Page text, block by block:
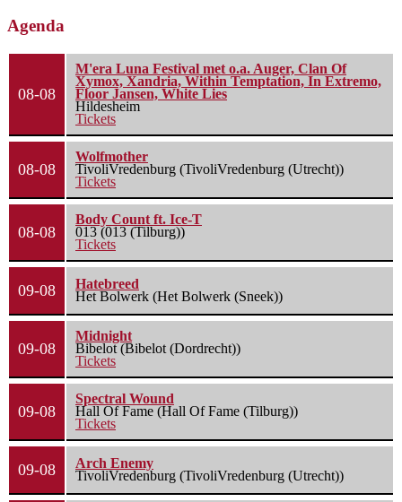
Agenda
08-08
M'era Luna Festival met o.a. Auger, Clan Of
Xymox, Xandria, Within Temptation, In Extremo,
Floor Jansen, White Lies
Hildesheim
Tickets
08-08
Wolfmother
TivoliVredenburg (TivoliVredenburg (Utrecht))
Tickets
08-08
Body Count ft. Ice-T
013 (013 (Tilburg))
Tickets
09-08
Hatebreed
Het Bolwerk (Het Bolwerk (Sneek))
09-08
Midnight
Bibelot (Bibelot (Dordrecht))
Tickets
09-08
Spectral Wound
Hall Of Fame (Hall Of Fame (Tilburg))
Tickets
09-08
Arch Enemy
TivoliVredenburg (TivoliVredenburg (Utrecht))